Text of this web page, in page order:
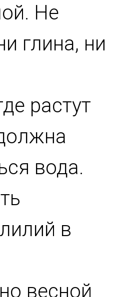
Не
глина, ни
растут
вода.
в
весной